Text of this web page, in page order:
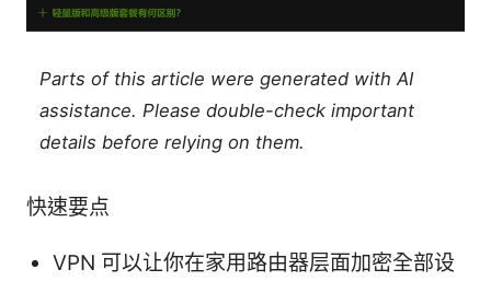
Parts of this article were generated with AI
assistance. Please double-check important
details before relying on them.
快速要点
VPN 可以让你在家用路由器层面加密全部设